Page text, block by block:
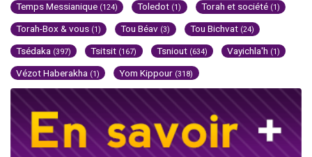
Temps Messianique (124) Toledot (1) Torah et société (1)
Torah-Box & vous (1) Tou Béav (3) Tou Bichvat (24)
Tsédaka (397) Tsitsit (167) Tsniout (634) Vayichla'h (1)
Vézot Haberakha (1) Yom Kippour (318)